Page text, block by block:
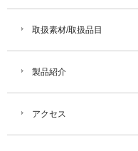
取扱素材/取扱品目
製品紹介
アクセス